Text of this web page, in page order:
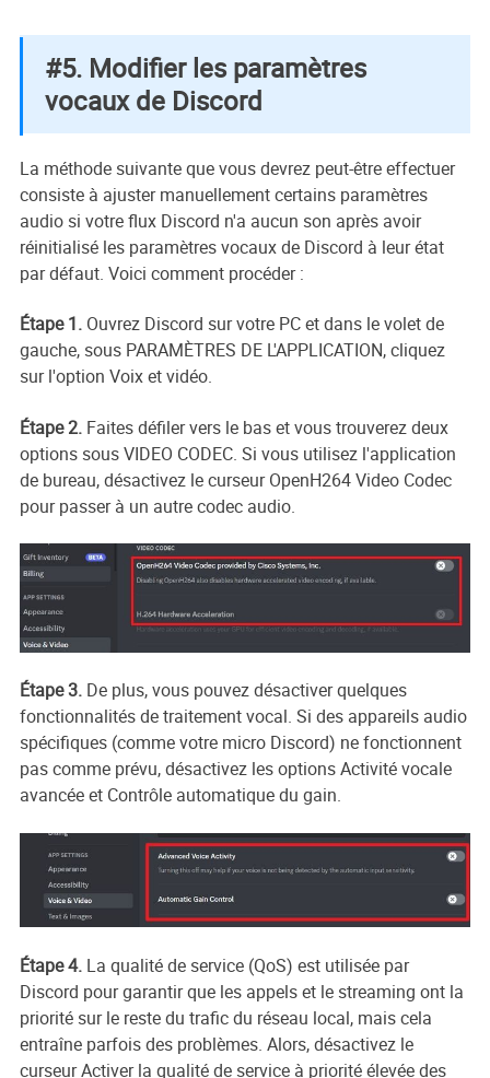
#5. Modifier les paramètres
vocaux de Discord
La méthode suivante que vous devrez peut-être effectuer
consiste à ajuster manuellement certains paramètres
audio si votre flux Discord n'a aucun son après avoir
réinitialisé les paramètres vocaux de Discord à leur état
par défaut. Voici comment procéder :
Étape 1.Ouvrez Discord sur votre PC et dans le volet de
gauche, sous PARAMÈTRES DE L'APPLICATION, cliquez
sur l'option Voix et vidéo.
Étape 2.Faites défiler vers le bas et vous trouverez deux
options sous VIDEO CODEC. Si vous utilisez l'application
de bureau, désactivez le curseur OpenH264 Video Codec
pour passer à un autre codec audio.
Étape 3.De plus, vous pouvez désactiver quelques
fonctionnalités de traitement vocal. Si des appareils audio
spécifiques (comme votre micro Discord) ne fonctionnent
pas comme prévu, désactivez les options Activité vocale
avancée et Contrôle automatique du gain.
Étape 4.La qualité de service (QoS) est utilisée par
Discord pour garantir que les appels et le streaming ont la
priorité sur le reste du trafic du réseau local, mais cela
entraîne parfois des problèmes. Alors, désactivez le
curseur Activer la qualité de service à priorité élevée des